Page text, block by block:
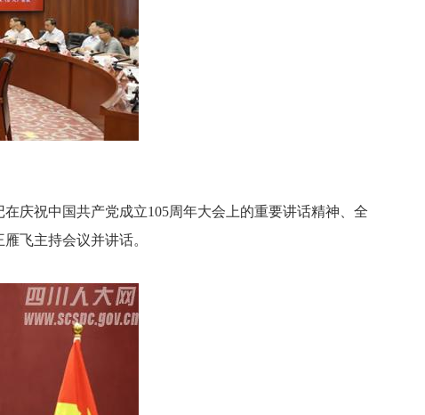
庆祝中国共产党成立105周年大会上的重要讲话精神、全
飞主持会议并讲话。